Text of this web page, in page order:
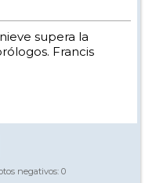
supera la
Francis
negativos: 0